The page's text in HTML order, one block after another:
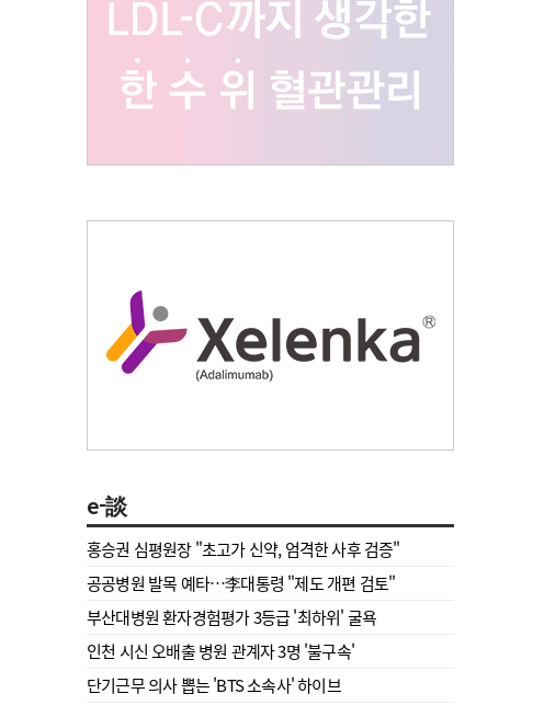
e-談
홍승권 심평원장 " 초고가 신약, 엄격한 사후 검증"
공공병원 발목 예타…李대통령 "제도 개편 검토"
부산대병원 환자경험평가 3등급 '최하위' 굴욕
인천 시신 오배출 병원 관계자 3명 '불구속'
단기근무 의사 뽑는 'BTS 소속사' 하이브